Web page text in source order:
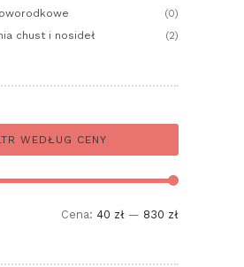
(0)
chust i nosideł
(2)
WEDŁUG CENY
Cena: 40 zł — 830 zł